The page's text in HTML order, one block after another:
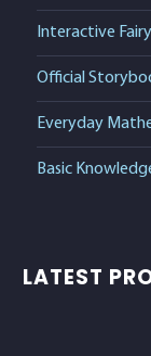
Interactive Fairy
Official
Everyday
Basic
LATEST